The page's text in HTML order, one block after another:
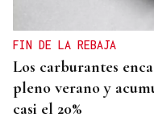
FIN DE LA REBAJA
Los carburantes
pleno verano y
casi el 20%